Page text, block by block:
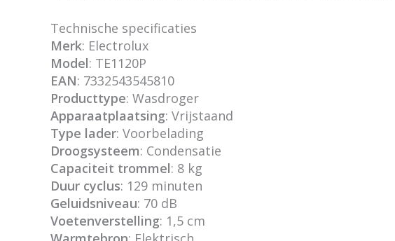
Technische specificaties
Merk: Electrolux
Model: TE1120P
EAN: 7332543545810
Producttype: Wasdroger
Apparaatplaatsing: Vrijstaand
Type lader: Voorbelading
Droogsysteem: Condensatie
Capaciteit trommel: 8 kg
Duur cyclus: 129 minuten
Geluidsniveau: 70 dB
Voetenverstelling: 1,5 cm